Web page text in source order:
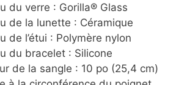
du verre : Gorilla® Glass
de la lunette : Céramique
de l’étui : Polymère nylon
du bracelet : Silicone
de la sangle : 10 po (25,4 cm)